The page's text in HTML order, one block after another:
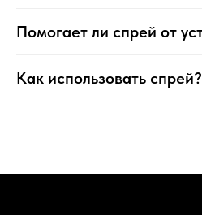
Помогает ли спрей от
Как использовать спрей?